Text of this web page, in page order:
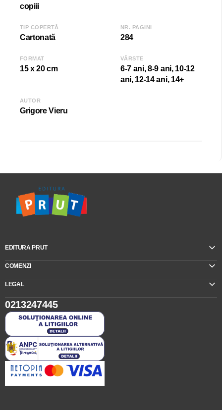
copiii
TIP COPERTĂ
Cartonată
NR. PAGINI
284
FORMAT
15 x 20 cm
VÂRSTE
6-7 ani, 8-9 ani, 10-12
ani, 12-14 ani, 14+
AUTOR
Grigore Vieru
EDITURA PRUT
COMENZI
LEGAL
0213247445